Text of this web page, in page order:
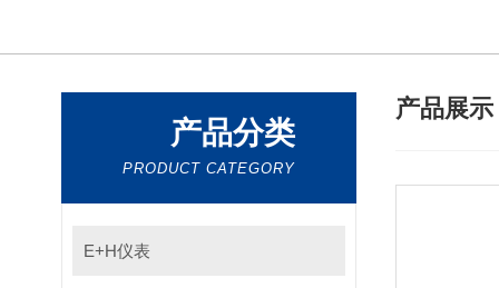
产品分类
PRODUCT CATEGORY
E+H仪表
产品展示